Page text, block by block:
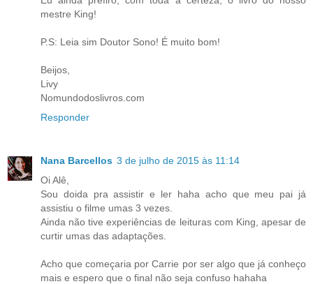
mestre King!
P.S: Leia sim Doutor Sono! É muito bom!
Beijos,
Livy
Nomundodoslivros.com
Responder
Nana Barcellos 3 de julho de 2015 às 11:14
Oi Alê,
Sou doida pra assistir e ler haha acho que meu pai já
assistiu o filme umas 3 vezes.
Ainda não tive experiências de leituras com King, apesar de
curtir umas das adaptações.
Acho que começaria por Carrie por ser algo que já conheço
mais e espero que o final não seja confuso hahaha